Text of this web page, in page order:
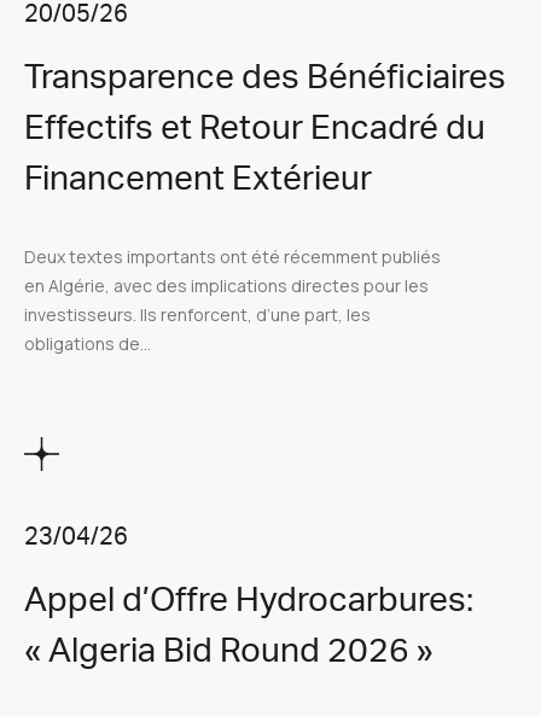
20/05/26
Transparence des Bénéficiaires
Effectifs et Retour Encadré du
Financement Extérieur
Deux textes importants ont été récemment publiés
en Algérie, avec des implications directes pour les
investisseurs. Ils renforcent, d’une part, les
obligations de...
23/04/26
Appel d’Offre Hydrocarbures:
« Algeria Bid Round 2026 »